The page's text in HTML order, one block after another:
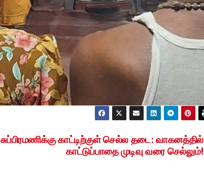
சுப்பிரமணிக்கு காட்டிற்குள் செல்ல தடை: வாகனத்தில்
காட்டுப்பாதை முடிவு வரை செல்லும்!